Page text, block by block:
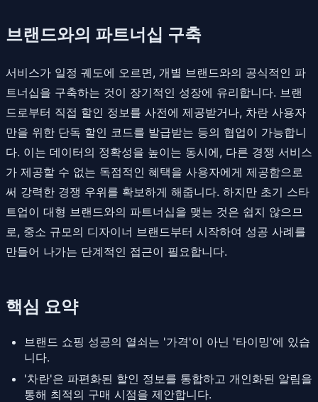
브랜드와의 파트너십 구축
서비스가 일정 궤도에 오르면, 개별 브랜드와의 공식적인 파
트너십을 구축하는 것이 장기적인 성장에 유리합니다. 브랜
드로부터 직접 할인 정보를 사전에 제공받거나, 차란 사용자
만을 위한 단독 할인 코드를 발급받는 등의 협업이 가능합니
다. 이는 데이터의 정확성을 높이는 동시에, 다른 경쟁 서비스
가 제공할 수 없는 독점적인 혜택을 사용자에게 제공함으로
써 강력한 경쟁 우위를 확보하게 해줍니다. 하지만 초기 스타
트업이 대형 브랜드와의 파트너십을 맺는 것은 쉽지 않으므
로, 중소 규모의 디자이너 브랜드부터 시작하여 성공 사례를
만들어 나가는 단계적인 접근이 필요합니다.
핵심 요약
브랜드 쇼핑 성공의 열쇠는 '가격'이 아닌 '타이밍'에 있습
니다.
'차란'은 파편화된 할인 정보를 통합하고 개인화된 알림을
통해 최적의 구매 시점을 제안합니다.